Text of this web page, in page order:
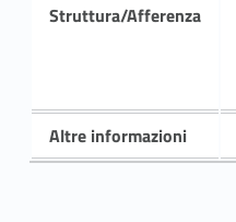
Struttura/Afferenza
Altre informazioni